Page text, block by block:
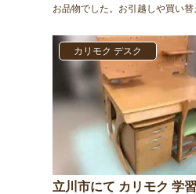
お品物でした。お引越しや買い替
でお問合せください。
カリモク デスク
立川市にて カリモク 学